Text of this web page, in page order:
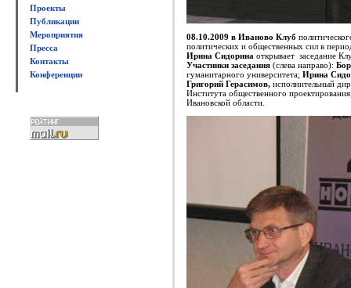
Проекты
Публикации
Мероприятия
Пресса
Контакты
Конференции
08.10.2009 в Иваново Клуб
политических и общественных сил в
Ирина Сидорина открывает заседание
Участники заседания (слева направо):
гуманитарного университета; Ирина
Григорий Герасимов, исполнительный
Института общественного
Ивановской области.